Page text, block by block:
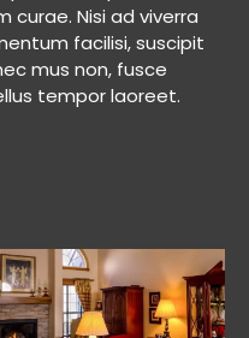
curae. Nisi ad viverra
facilisi, suscipit
mus non, fusce
tempor laoreet.